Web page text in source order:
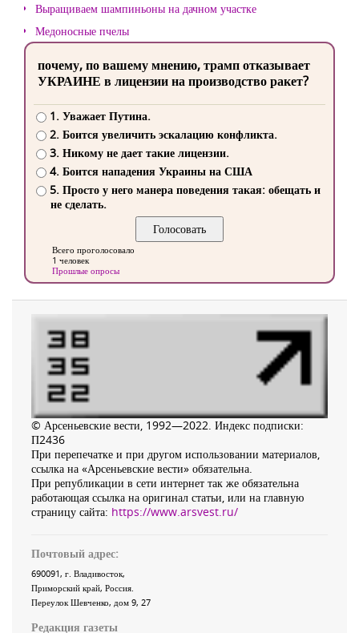
Выращиваем шампиньоны на дачном участке
Медоносные пчелы
почему, по вашему мнению, трамп отказывает
УКРАИНЕ в лицензии на производство ракет?
1. Уважает Путина.
2. Боится увеличить эскалацию конфликта.
3. Никому не дает такие лицензии.
4. Боится нападения Украины на США
5. Просто у него манера поведения такая: обещать и
не сделать.
Всего проголосовало
1 человек
Прошлые опросы
© Арсеньевские вести, 1992—2022. Индекс подписки:
П2436
При перепечатке и при другом использовании материалов,
ссылка на «Арсеньевские вести» обязательна.
При републикации в сети интернет так же обязательна
работающая ссылка на оригинал статьи, или на главную
страницу сайта: https://www.arsvest.ru/
Почтовый адрес:
690091, г. Владивосток,
Приморский край, Россия.
Переулок Шевченко, дом 9, 27
Редакция газеты